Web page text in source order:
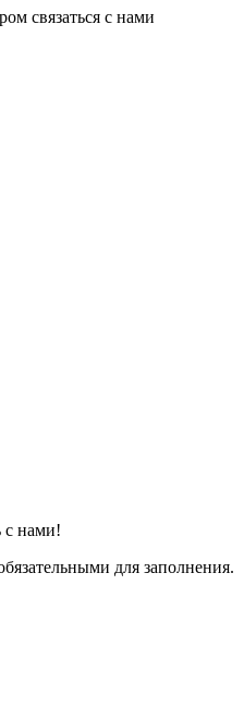
связаться с нами
с нами!
для заполнения.